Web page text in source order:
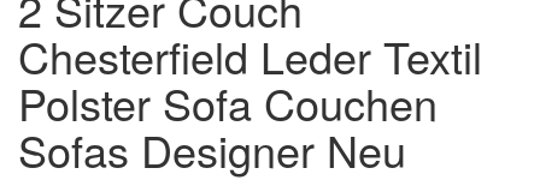
Chesterfield Leder Textil
Polster Sofa Couchen
Sofas Designer Neu